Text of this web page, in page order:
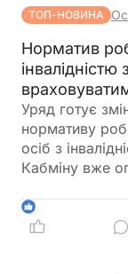
ТОП-НОВИНА
Норматив
інвалідністю
Уряд готує
нормативу
осіб з
Кабміну вже
окремі штатні
1